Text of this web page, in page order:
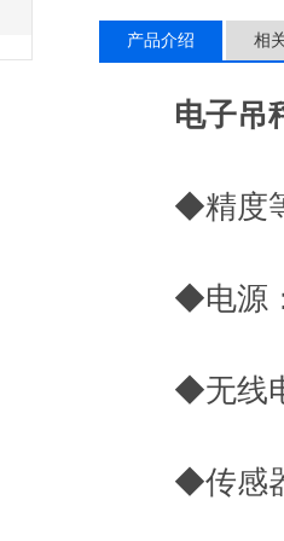
产品介绍 相
电子吊
◆精度等
◆电源：
◆无线电
◆传感器